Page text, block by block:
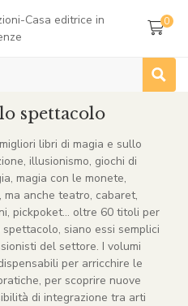
0
spettacolo
libri di magia e sullo
illusionismo, giochi di
magia con le monete,
ma anche teatro, cabaret,
pickpoket… oltre 60 titoli per
siano essi semplici
del settore. I volumi
per arricchire le
per scoprire nuove
di integrazione tra arti